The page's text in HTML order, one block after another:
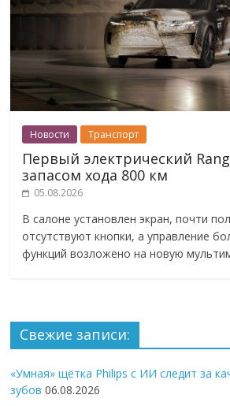
Новости Транспорт
Первый электрический
запасом хода 800 км
05.08.2026
В салоне установлен экран, почти
отсутствуют кнопки, а управление
функций возложено на новую
Свежие записи:
«Умная» щётка Philips с ИИ следит за
зубов 06.08.2026